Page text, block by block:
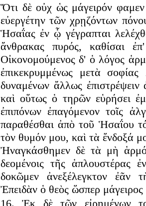
Ὅτι δὲ οὐχ ὡς μάγειρόν
εὐεργέτην τῶν χρῃζόντων
Ἡσαΐας ἐν ᾧ γέγραπται
ἄνθρακας πυρός, καθίσαι
Οἰκονομούμενος δ' ὁ λόγος
ἐπικεκρυμμένως μετὰ
δυναμένων ἄλλως
καὶ οὕτως ὁ τηρῶν εὑρήσει
ἐπιπόνων ἐπαγόμενον τοῖς
παραθέσθαι ἀπὸ τοῦ Ἡσαΐου
τὸν θυμόν μου, καὶ τὰ ἔνδοξά
Ἠναγκάσθημεν δὲ τὰ μὴ
δεομένοις τῆς ἁπλουστέρας
δοκῶμεν ἀνεξέλεγκτον ἐᾶν
Ἐπειδὰν ὁ θεὸς ὥσπερ
16. Ἐκ δὲ τῶν εἰρημένων